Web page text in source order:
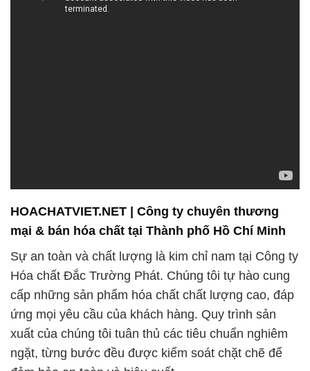
HOACHATVIET.NET | Công ty chuyên thương
mại & bán hóa chất tại Thành phố Hồ Chí Minh
Sự an toàn và chất lượng là kim chỉ nam tại Công ty
Hóa chất Đắc Trường Phát. Chúng tôi tự hào cung
cấp những sản phẩm hóa chất chất lượng cao, đáp
ứng mọi yêu cầu của khách hàng. Quy trình sản
xuất của chúng tôi tuân thủ các tiêu chuẩn nghiêm
ngặt, từng bước đều được kiểm soát chặt chẽ để